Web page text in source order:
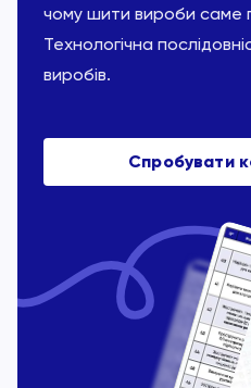
чому шити вироби саме
Технологічна
виробів.
Спробувати